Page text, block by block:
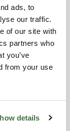
ads, to
our traffic.
of our site with
partners who
you’ve
from your use
details
mq con
(194.543
intorno ai
proprietà